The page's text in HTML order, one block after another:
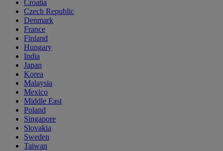
Croatia
Czech Republic
Denmark
France
Finland
Hungary
India
Japan
Korea
Malaysia
Mexico
Middle East
Poland
Singapore
Slovakia
Sweden
Taiwan